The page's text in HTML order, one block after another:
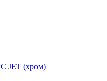
JET (хром)